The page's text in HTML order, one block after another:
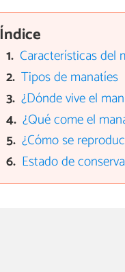
Índice
Características del
Tipos de manatíes
¿Dónde vive el
¿Qué come el
¿Cómo se
Estado de